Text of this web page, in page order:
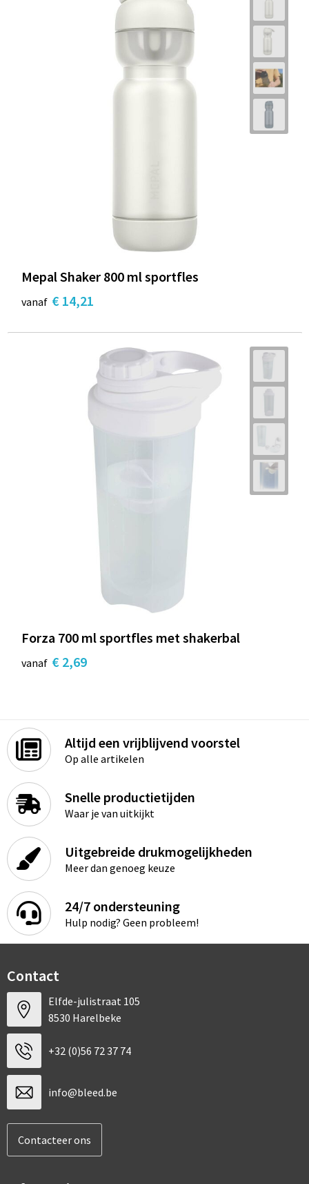
Mepal Shaker 800 ml sportfles
vanaf € 14,21
Forza 700 ml sportfles met shakerbal
vanaf € 2,69
Altijd een vrijblijvend voorstel
Op alle artikelen
Snelle productietijden
Waar je van uitkijkt
Uitgebreide drukmogelijkheden
Meer dan genoeg keuze
24/7 ondersteuning
Hulp nodig? Geen probleem!
Contact
Elfde-julistraat 105
8530 Harelbeke
+32 (0)56 72 37 74
info@bleed.be
Contacteer ons